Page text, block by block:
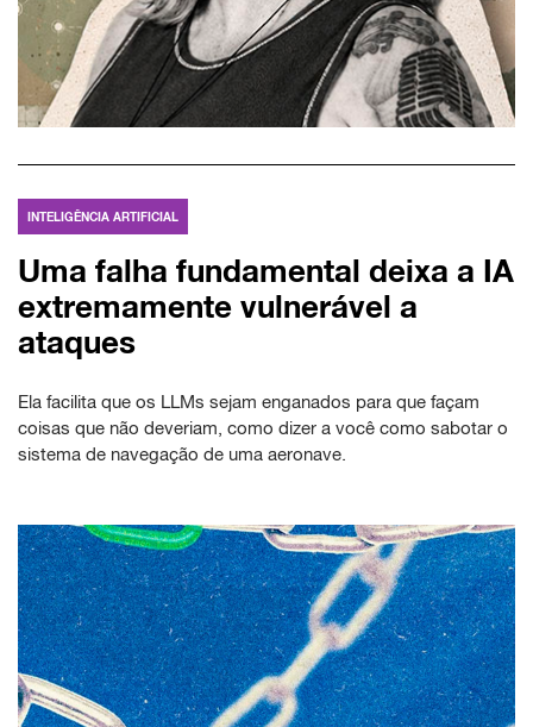
INTELIGÊNCIA ARTIFICIAL
Uma falha fundamental deixa a IA
extremamente vulnerável a
ataques
Ela facilita que os LLMs sejam enganados para que façam
coisas que não deveriam, como dizer a você como sabotar o
sistema de navegação de uma aeronave.